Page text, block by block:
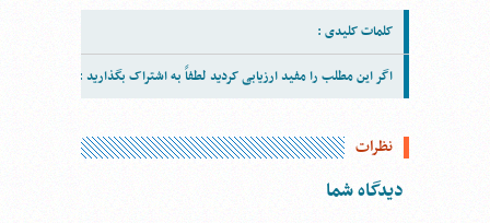
کلمات کلیدی :
اگر این مطلب را مفید ارزیابی کردید لطفاً به اشتراک بگذارید :
نظرات
دیدگاه شما